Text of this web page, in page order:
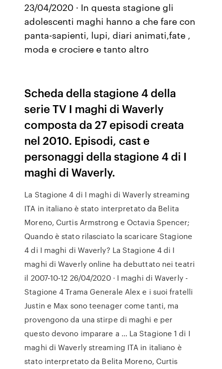
23/04/2020 · In questa stagione gli
adolescenti maghi hanno a che fare con
panta-sapienti, lupi, diari animati,fate ,
moda e crociere e tanto altro
Scheda della stagione 4 della
serie TV I maghi di Waverly
composta da 27 episodi creata
nel 2010. Episodi, cast e
personaggi della stagione 4 di I
maghi di Waverly.
La Stagione 4 di I maghi di Waverly streaming
ITA in italiano è stato interpretato da Belita
Moreno, Curtis Armstrong e Octavia Spencer;
Quando è stato rilasciato la scaricare Stagione
4 di I maghi di Waverly? La Stagione 4 di I
maghi di Waverly online ha debuttato nei teatri
il 2007-10-12 26/04/2020 · I maghi di Waverly -
Stagione 4 Trama Generale Alex e i suoi fratelli
Justin e Max sono teenager come tanti, ma
provengono da una stirpe di maghi e per
questo devono imparare a … La Stagione 1 di I
maghi di Waverly streaming ITA in italiano è
stato interpretato da Belita Moreno, Curtis